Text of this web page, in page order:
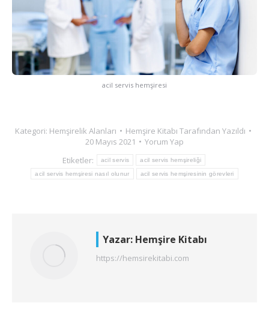
acil servis hemşiresi
Kategori: Hemşirelik Alanları Hemşire Kitabı Tarafından Yazıldı
20 Mayıs 2021
Yorum Yap
Etiketler:
acil servis acil servis hemşireliği
acil servis hemşiresi nasıl olunur acil servis hemşiresinin görevleri
Yazar: Hemşire Kitabı
https://hemsirekitabi.com